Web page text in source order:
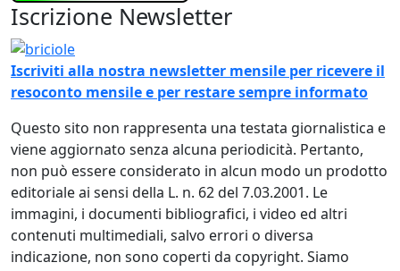
Iscrizione Newsletter
Immagine
Iscriviti alla nostra newsletter mensile per ricevere il
resoconto mensile e per restare sempre informato
Questo sito non rappresenta una testata giornalistica e
viene aggiornato senza alcuna periodicità. Pertanto,
non può essere considerato in alcun modo un prodotto
editoriale ai sensi della L. n. 62 del 7.03.2001. Le
immagini, i documenti bibliografici, i video ed altri
contenuti multimediali, salvo errori o diversa
indicazione, non sono coperti da copyright. Siamo